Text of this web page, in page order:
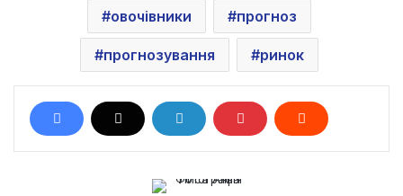
овочівники прогноз
прогнозування ринок